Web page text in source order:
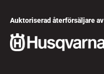
Auktoriserad återförsäljare av